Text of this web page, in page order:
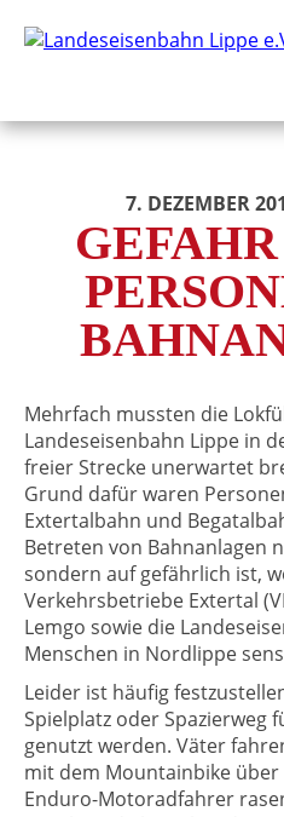
7. DEZEMBER
Mehrfach mussten die
Landeseisenbahn Lippe in
freier Strecke unerwartet
Grund dafür waren
Extertalbahn und
Betreten von Bahnanlagen
sondern auf gefährlich ist,
Verkehrsbetriebe Extertal
Lemgo sowie die
Menschen in Nordlippe
Leider ist häufig
Spielplatz oder Spazierweg
genutzt werden. Väter
mit dem Mountainbike über
Enduro-Motoradfahrer